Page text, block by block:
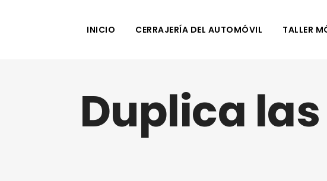
INICIO CERRAJERÍA DEL AUTOMÓVIL TALLER
Duplica